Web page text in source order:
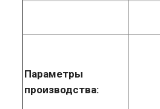
Параметры
производства: